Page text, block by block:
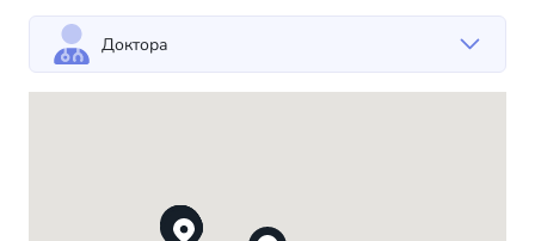
жизни в США
Доктора